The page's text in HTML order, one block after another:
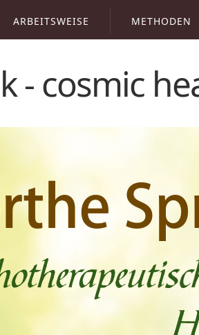
ARBEITSWEISE METHODEN
- cosmic